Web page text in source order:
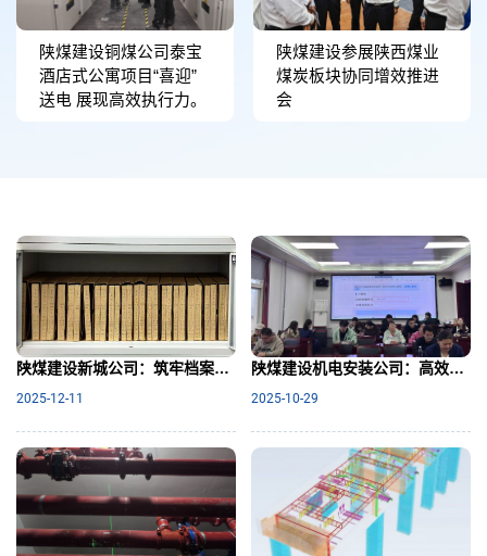
陕煤建设铜煤公司泰宝
酒店式公寓项目“喜迎”
送电 展现高效执行力。
陕煤建设参展陕西煤业
煤炭板块协同增效推进
会
陕煤建设新城公司：筑牢档案屏障，激活数据价值
2025-12-11
陕煤建设机电安装公司：高效完成个税补缴 协同筑牢合规屏障
2025-10-29